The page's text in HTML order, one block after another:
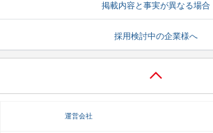
掲載内容と事実が異なる場合
採用検討中の企業様へ
運営会社